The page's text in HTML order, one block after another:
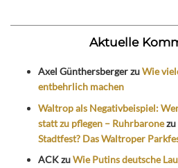
Aktuelle
Axel GünthersbergerzuWie
entbehrlich machen
Waltrop als Negativbeispiel:
statt zu pflegen – Ruhrbaronezu
Stadtfest? Das Waltroper
ACKzuWie Putins deutsche